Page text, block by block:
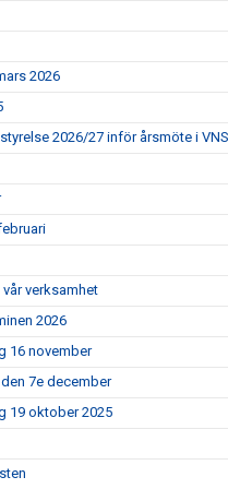
2026
2026/27 inför årsmöte i
verksamhet
2026
16 november
7e december
19 oktober 2025